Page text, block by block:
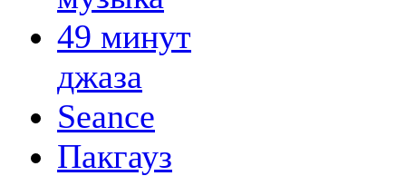
49 минут
джаза
Seance
Пакгауз